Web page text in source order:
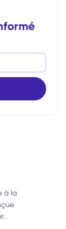
à la